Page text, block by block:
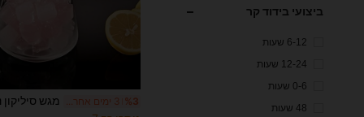
ביצועי בידוד קר
6-12 שעות
12-24 שעות
0-6 שעות
48 שעות
%3 3 ימים אחרונים